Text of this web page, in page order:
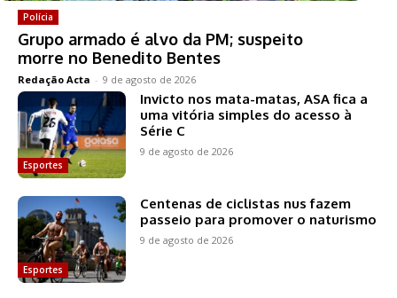
Polícia
Grupo armado é alvo da PM; suspeito
morre no Benedito Bentes
Redação Acta - 9 de agosto de 2026
Esportes
Invicto nos mata-matas, ASA fica a
uma vitória simples do acesso à
Série C
9 de agosto de 2026
Esportes
Centenas de ciclistas nus fazem
passeio para promover o naturismo
9 de agosto de 2026